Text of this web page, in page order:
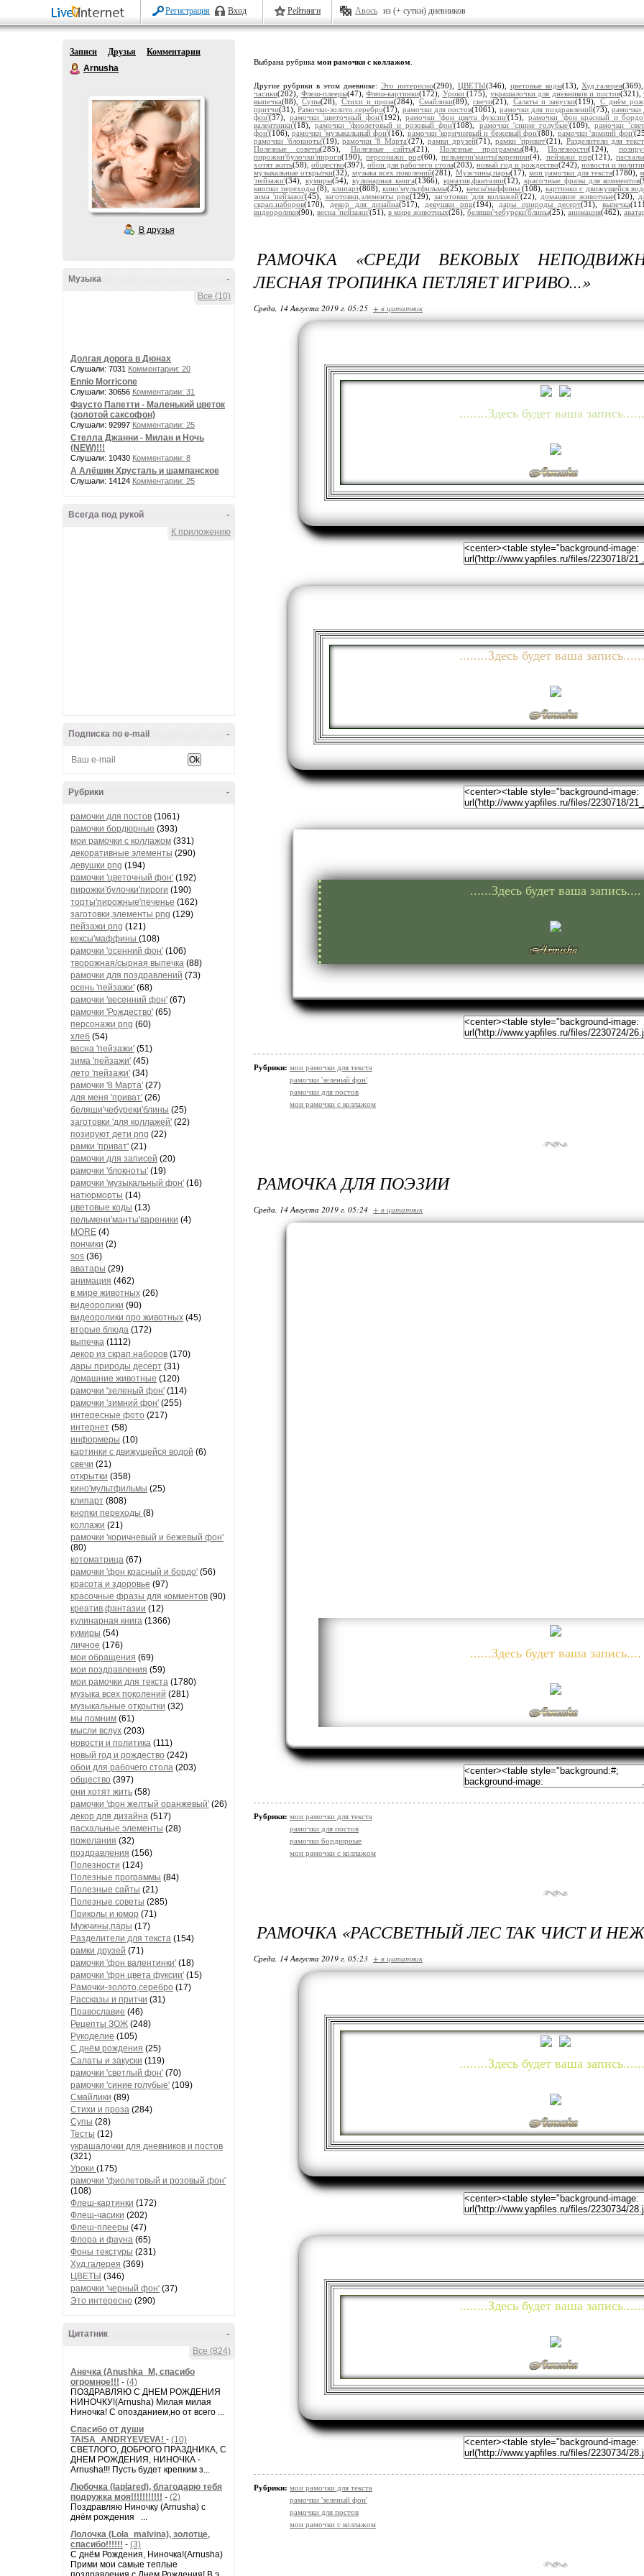
Регистрация Вход Рейтинги Авось из (+ сутки) дневников
Записи Друзья
Комментарии
Arnusha
В друзья
-
Музыка
Все (10)
Долгая дорога в Дюнах
Слушали: 7031 Комментарии: 20
Ennio Morricone
Слушали: 30656 Комментарии: 31
Фаусто Папетти - Маленький цветок
(золотой саксофон)
Слушали: 92997 Комментарии: 25
Стелла Джанни - Милан и Ночь
(NEW)!!!
Слушали: 10430 Комментарии: 8
А Алёшин Хрусталь и шампанское
Слушали: 14124 Комментарии: 25
-
Всегда под рукой
К приложению
-
Подписка по e-mail
-
Рубрики
рамочки для постов (1061)
рамочки бордюрные (393)
мои рамочки с коллажом (331)
декоративные элементы (290)
девушки png (194)
рамочки 'цветочный фон' (192)
пирожки'булочки'пироги (190)
торты'пирожные'печенье (162)
заготовки,элементы png (129)
пейзажи png (121)
кексы'маффины (108)
рамочки 'осенний фон' (106)
творожная/сырная выпечка (88)
рамочки для поздравлений (73)
осень 'пейзажи' (68)
рамочки 'весенний фон' (67)
рамочки 'Рождество' (65)
персонажи png (60)
хлеб (54)
весна 'пейзажи' (51)
зима 'пейзажи' (45)
лето 'пейзажи' (34)
рамочки '8 Марта' (27)
для меня 'приват' (26)
беляши'чебуреки'блины (25)
заготовки 'для коллажей' (22)
позируют дети png (22)
рамки 'приват' (21)
рамочки для записей (20)
рамочки 'блокноты' (19)
рамочки 'музыкальный фон' (16)
натюрморты (14)
цветовые коды (13)
пельмени'манты'вареники (4)
MORE (4)
пончики (2)
sos (36)
аватары (29)
анимация (462)
в мире животных (26)
видеоролики (90)
видеоролики про животных (45)
вторые блюда (172)
выпечка (1112)
декор из скрап.наборов (170)
дары природы десерт (31)
домашние животные (120)
рамочки 'зеленый фон' (114)
рамочки 'зимний фон' (255)
интересные фото (217)
интернет (58)
информеры (10)
картинки с движущейся водой (6)
свечи (21)
открытки (358)
кино'мультфильмы (25)
клипарт (808)
кнопки переходы (8)
коллажи (21)
рамочки 'коричневый и бежевый фон'
(80)
котоматрица (67)
рамочки 'фон красный и бордо' (56)
красота и здоровье (97)
красочные фразы для комментов (90)
креатив,фантазии (12)
кулинарная книга (1366)
кумиры (54)
личное (176)
мои обращения (69)
мои поздравления (59)
мои рамочки для текста (1780)
музыка всех поколений (281)
музыкальные открытки (32)
мы помним (61)
мысли вслух (203)
новости и политика (111)
новый год и рождество (242)
обои для рабочего стола (203)
общество (397)
они хотят жить (58)
рамочки 'фон желтый оранжевый' (26)
декор для дизайна (517)
пасхальные элементы (28)
пожелания (32)
поздравления (156)
Полезности (124)
Полезные программы (84)
Полезные сайты (21)
Полезные советы (285)
Приколы и юмор (71)
Мужчины,пары (17)
Разделители для текста (154)
рамки друзей (71)
рамочки 'фон валентинки' (18)
рамочки 'фон цвета фуксии' (15)
Рамочки-золото,серебро (17)
Рассказы и притчи (31)
Православие (46)
Рецепты ЗОЖ (248)
Рукоделие (105)
С днём рождения (25)
Салаты и закуски (119)
рамочки 'светлый фон' (70)
рамочки 'синие голубые' (109)
Смайлики (89)
Стихи и проза (284)
Супы (28)
Тесты (12)
украшалочки для дневников и постов
(321)
Уроки (175)
рамочки 'фиолетовый и розовый фон'
(108)
Флеш-картинки (172)
Флеш-часики (202)
Флеш-плееры (47)
Флора и фауна (65)
Фоны текстуры (231)
Худ.галерея (369)
ЦВЕТЫ (346)
рамочки 'черный фон' (37)
Это интересно (290)
-
Цитатник
Все (824)
Анечка (Anushka_M, спасибо
огромное!!! - (4)
ПОЗДРАВЛЯЮ С ДНЕМ РОЖДЕНИЯ
НИНОЧКУ!(Arnusha) Милая милая
Ниночка! С опозданием,но от всего ...
Спасибо от души
TAISA_ANDRYEVEVA! - (10)
СВЕТЛОГО, ДОБРОГО ПРАЗДНИКА, С
ДНЕМ РОЖДЕНИЯ, НИНОЧКА -
Arnusha!!! Пусть будет крепким з...
Любочка (laplared), благодарю тебя
подружка моя!!!!!!!!!!! - (2)
Поздравляю Ниночку (Arnusha) с
днём рождения ...
Лолочка (Lola_malvina), золотце,
спасибо!!!!!! - (3)
С днём Рождения, Ниночка!(Аrnusha)
Прими мои самые теплые
Выбрана рубрика мои рамочки с коллажом
Другие рубрики в этом дневнике: Это интересно(290), ЦВЕТЫ(346), цветовые коды(13),Худ.галерея
часики(202), Флеш-плееры(47), Флеш-картинки(172), Уроки (175), украшалочки для дневников и постов(321),
выпечка(88),Супы(28), Стихи и проза(284), Смайлики(89),свечи(21), Салаты и закуски(119), С днём
притчи(31),Рамочки-золото,серебро(17), рамочки для постов(1061), рамочки для поздравлений(73), рамочки
фон'(37), рамочки 'цветочный фон'(192),рамочки 'фон цвета фуксии'(15), рамочки 'фон красный и
валентинки'(18),рамочки 'фиолетовый и розовый фон'(108), рамочки 'синие голубые'(109),рамочки
фон'(106),рамочки 'музыкальный фон'(16), рамочки 'коричневый и бежевый фон'(80), рамочки 'зимний фон'
рамочки 'блокноты'(19),рамочки '8 Марта'(27),рамки друзей(71),рамки 'приват'(21), Разделители для
Полезные советы(285), Полезные сайты(21), Полезные программы(84),Полезности(124),
пирожки'булочки'пироги(190),персонажи png(60),пельмени'манты'вареники(4), пейзажи png(121),
хотят жить(58), общество(397), обои для рабочего стола(203), новый год и рождество(242), новости и
музыкальные открытки(32), музыка всех поколений(281), Мужчины,пары(17),мои рамочки для текста(1780),
'пейзажи'(34), кумиры(54), кулинарная книга(1366), креатив,фантазии(12), красочные фразы для комментов
кнопки переходы (8), клипарт(808), кино'мультфильмы(25), кексы'маффины (108), картинки с движущейся
зима 'пейзажи'(45), заготовки,элементы png(129), заготовки 'для коллажей'(22), домашние животные(120),
скрап.наборов(170), декор для дизайна(517), девушки png(194), дары природы десерт(31),выпечка
видеоролики(90), весна 'пейзажи'(51), в мире животных(26), беляши'чебуреки'блины(25), анимация(462),
РАМОЧКА «СРЕДИ ВЕКОВЫХ
ЛЕСНАЯ ТРОПИНКА ПЕТЛЯЕТ ИГРИВО...»
Среда, 14 Августа 2019 г. 05:25 + в цитатник
........Здесь будет ваша
........Здесь будет ваша
......Здесь будет ваша запись....
Рубрики: мои рамочки для текста
рамочки 'зеленый фон'
рамочки для постов
мои рамочки с коллажом
РАМОЧКА ДЛЯ ПОЭЗИИ
Среда, 14 Августа 2019 г. 05:24 + в цитатник
......Здесь будет ваша запись....
Рубрики: мои рамочки для текста
рамочки для постов
рамочки бордюрные
мои рамочки с коллажом
РАМОЧКА «РАССВЕТНЫЙ ЛЕС ТАК ЧИСТ И
Среда, 14 Августа 2019 г. 05:23 + в цитатник
........Здесь будет ваша
........Здесь будет ваша
Рубрики: мои рамочки для текста
рамочки 'зеленый фон'
рамочки для постов
мои рамочки с коллажом